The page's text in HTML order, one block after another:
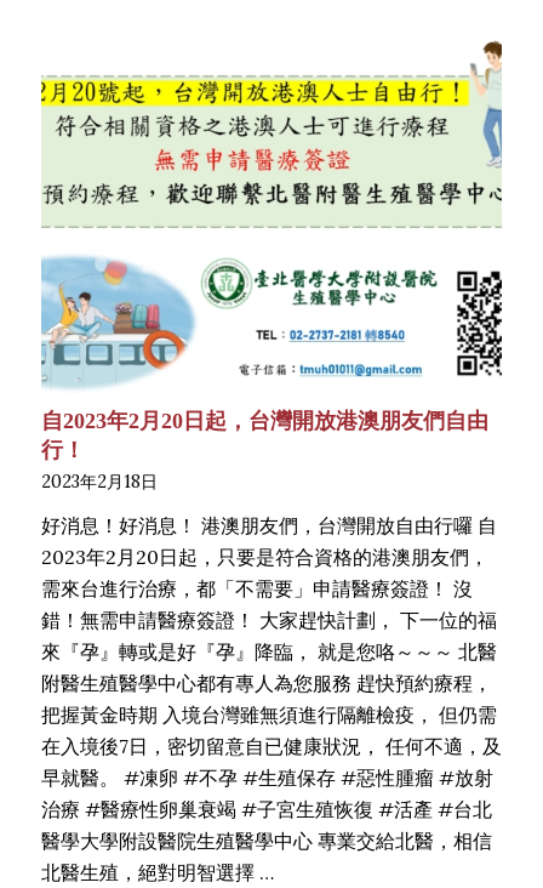
自2023年2月20日起，台灣開放港澳朋友們自由
行！
2023年2月18日
好消息！好消息！ 港澳朋友們，台灣開放自由行囉 自
2023年2月20日起，只要是符合資格的港澳朋友們，
需來台進行治療，都「不需要」申請醫療簽證！ 沒
錯！無需申請醫療簽證！ 大家趕快計劃， 下一位的福
來『孕』轉或是好『孕』降臨， 就是您咯～～～ 北醫
附醫生殖醫學中心都有專人為您服務 趕快預約療程，
把握黃金時期 入境台灣雖無須進行隔離檢疫， 但仍需
在入境後7日，密切留意自已健康狀況， 任何不適，及
早就醫。 #凍卵 #不孕 #生殖保存 #惡性腫瘤 #放射
治療 #醫療性卵巢衰竭 #子宮生殖恢復 #活產 #台北
醫學大學附設醫院生殖醫學中心 專業交給北醫，相信
北醫生殖，絕對明智選擇 …